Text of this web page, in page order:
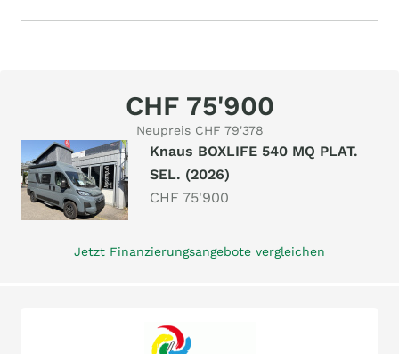
CHF 75'900
Neupreis CHF 79'378
Knaus BOXLIFE 540 MQ PLAT.
SEL. (2026)
CHF 75'900
Jetzt Finanzierungsangebote vergleichen